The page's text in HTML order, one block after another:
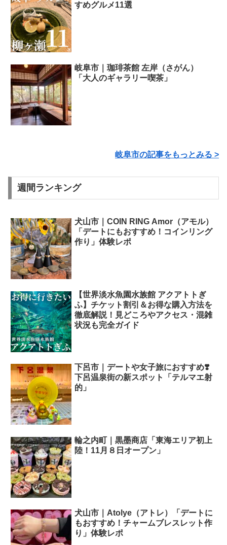
すめグルメ11選
岐阜市｜珈琲茶館 左岸（さがん）
「大人のギャラリー喫茶」
岐阜市の記事をもっとみる >
週間ランキング
犬山市｜COIN RING Amor（アモル）
「デートにもおすすめ！コインリング
作り」体験レポ
【世界淡水魚園水族館 アクアトトぎ
ふ】チケット割引＆お得な購入方法を
徹底解説！見どころやアクセス・混雑
状況も完全ガイド
下呂市｜デートや女子旅におすすめ❣️
下呂温泉街の新スポット「テルマエ射
的」
輪之内町｜黒墨商店「東海エリア初上
陸！11月８日オープン」
犬山市｜Atolye（アトレ）「デートに
もおすすめ！チャームブレスレット作
り」体験レポ